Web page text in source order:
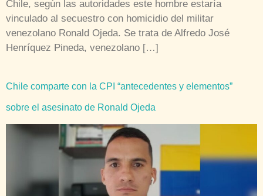
Chile, según las autoridades este hombre estaría
vinculado al secuestro con homicidio del militar
venezolano Ronald Ojeda. Se trata de Alfredo José
Henríquez Pineda, venezolano […]
Chile comparte con la CPI “antecedentes y elementos”
sobre el asesinato de Ronald Ojeda